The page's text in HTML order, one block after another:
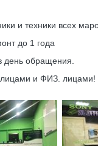
и техники всех
до 1 года
день обращения.
и ФИЗ. лицами!